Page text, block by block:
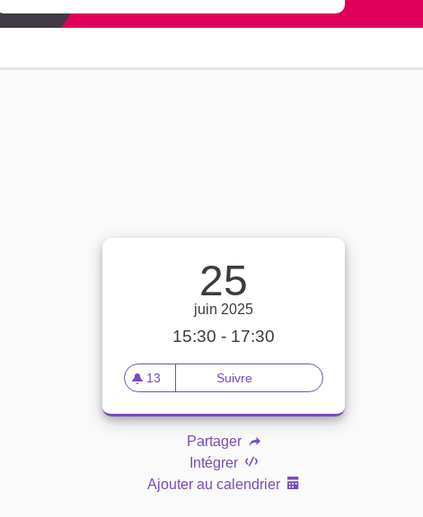
25
juin 2025
15:30 - 17:30
13
13 abonnés
Suivre Participez à l'avenir de votre
Partager
Intégrer
Ajouter au calendrier